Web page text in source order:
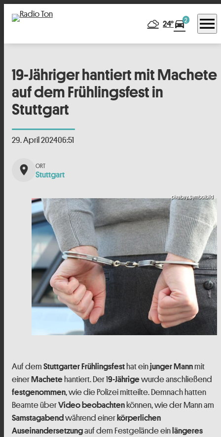
24°directions_car2 menu
19-Jähriger hantiert mit Machete
auf dem Frühlingsfest in
Stuttgart
29. April 202406:51
place Stuttgart
pixabay, Symbolbild
Auf dem Stuttgarter Frühlingsfesthat einjunger Mannmit
einerMachetehantiert. Der 19-Jährigewurde anschließend
festgenommen, wie die Polizei mitteilte. Demnach hatten
Beamte überVideo beobachtenkönnen, wie der Mann am
Samstagabendwährend einerkörperlichen
Auseinandersetzungauf dem Festgelände einlängeres